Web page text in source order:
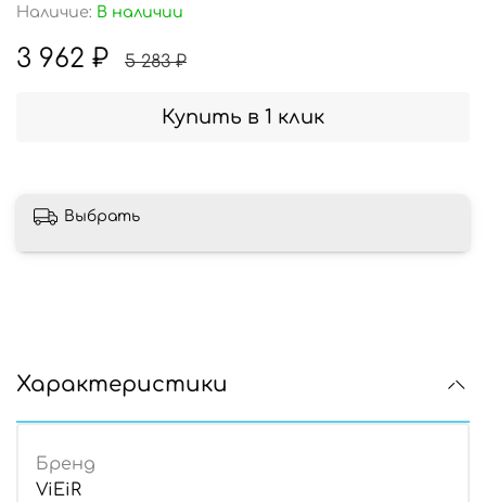
Наличие: В наличии
3 962 ₽ 5 283 ₽
Купить в 1 клик
Выбрать
Характеристики
Бренд
ViEiR